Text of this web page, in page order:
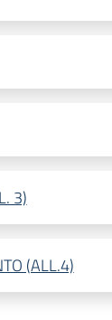
3)
(ALL.4)